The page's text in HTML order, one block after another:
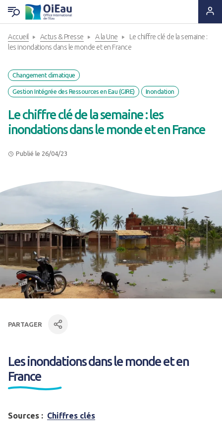
RETOUR QUI SOMMES-NOUS ?
Notre ADN
Statuts & Organisation
Histoire
Ils nous font confiance
Nous sommes à leurs côtés
RETOUR EXPERTISES & SOLUTIONS
Solutions & Savoir-faire
Appui & Coopération
Formation & Compétences
Données & Systèmes d'Information
Animation de réseaux d'acteurs
RETOUR OUTILS & RESSOURCES
Lettres d'information
Produits documentaires
Supports pédagogiques
Outils techniques
Catalogue de formations
RETOUR ACTUS & PRESSE
A la Une
A vos agendas !
Des nouvelles de nos projets
Espace Presse
Accueil Actus & Presse A la Une
Le chiffre clé de la semaine :
les inondations dans le monde et en France
Changement climatique
Gestion Intégrée des Ressources en Eau (GIRE) Inondation
Le chiffre clé de la semaine : les
inondations dans le monde et en France
Publié le 26/04/23
PARTAGER
Les inondations dans le monde et en
France
Sources : Chiffres clés